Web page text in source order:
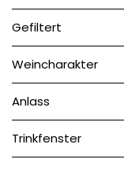
Gefiltert
Weincharakter
Anlass
Trinkfenster